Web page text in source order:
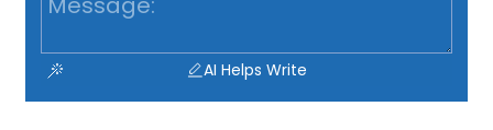
AI Helps Write